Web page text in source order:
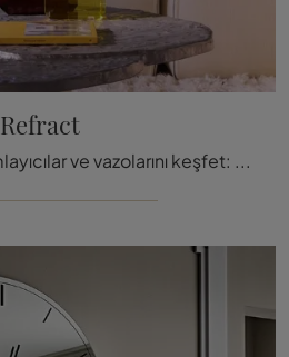
Refract
Tacchini'nin ek tamamlayıcılar ve vazolarını keşfet: Modern iç mekanlarınızı Refract modeli ile nas